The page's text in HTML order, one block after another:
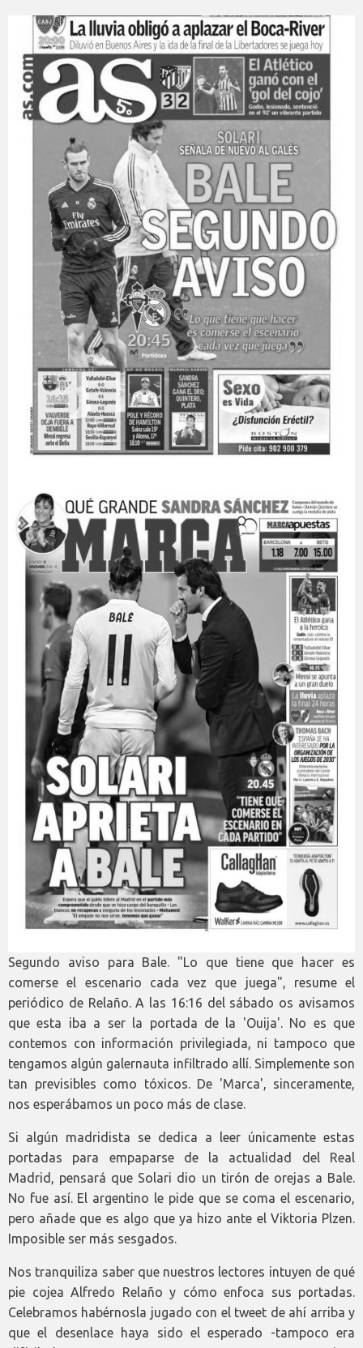
Segundo aviso para Bale. "Lo que tiene que hacer es
comerse el escenario cada vez que juega", resume el
periódico de Relaño. A las 16:16 del sábado os avisamos
que esta iba a ser la portada de la 'Ouija'. No es que
contemos con información privilegiada, ni tampoco que
tengamos algún galernauta infiltrado allí. Simplemente son
tan previsibles como tóxicos. De 'Marca', sinceramente,
nos esperábamos un poco más de clase.
Si algún madridista se dedica a leer únicamente estas
portadas para empaparse de la actualidad del Real
Madrid, pensará que Solari dio un tirón de orejas a Bale.
No fue así. El argentino le pide que se coma el escenario,
pero añade que es algo que ya hizo ante el Viktoria Plzen.
Imposible ser más sesgados.
Nos tranquiliza saber que nuestros lectores intuyen de qué
pie cojea Alfredo Relaño y cómo enfoca sus portadas.
Celebramos habérnosla jugado con el tweet de ahí arriba y
que el desenlace haya sido el esperado -tampoco era